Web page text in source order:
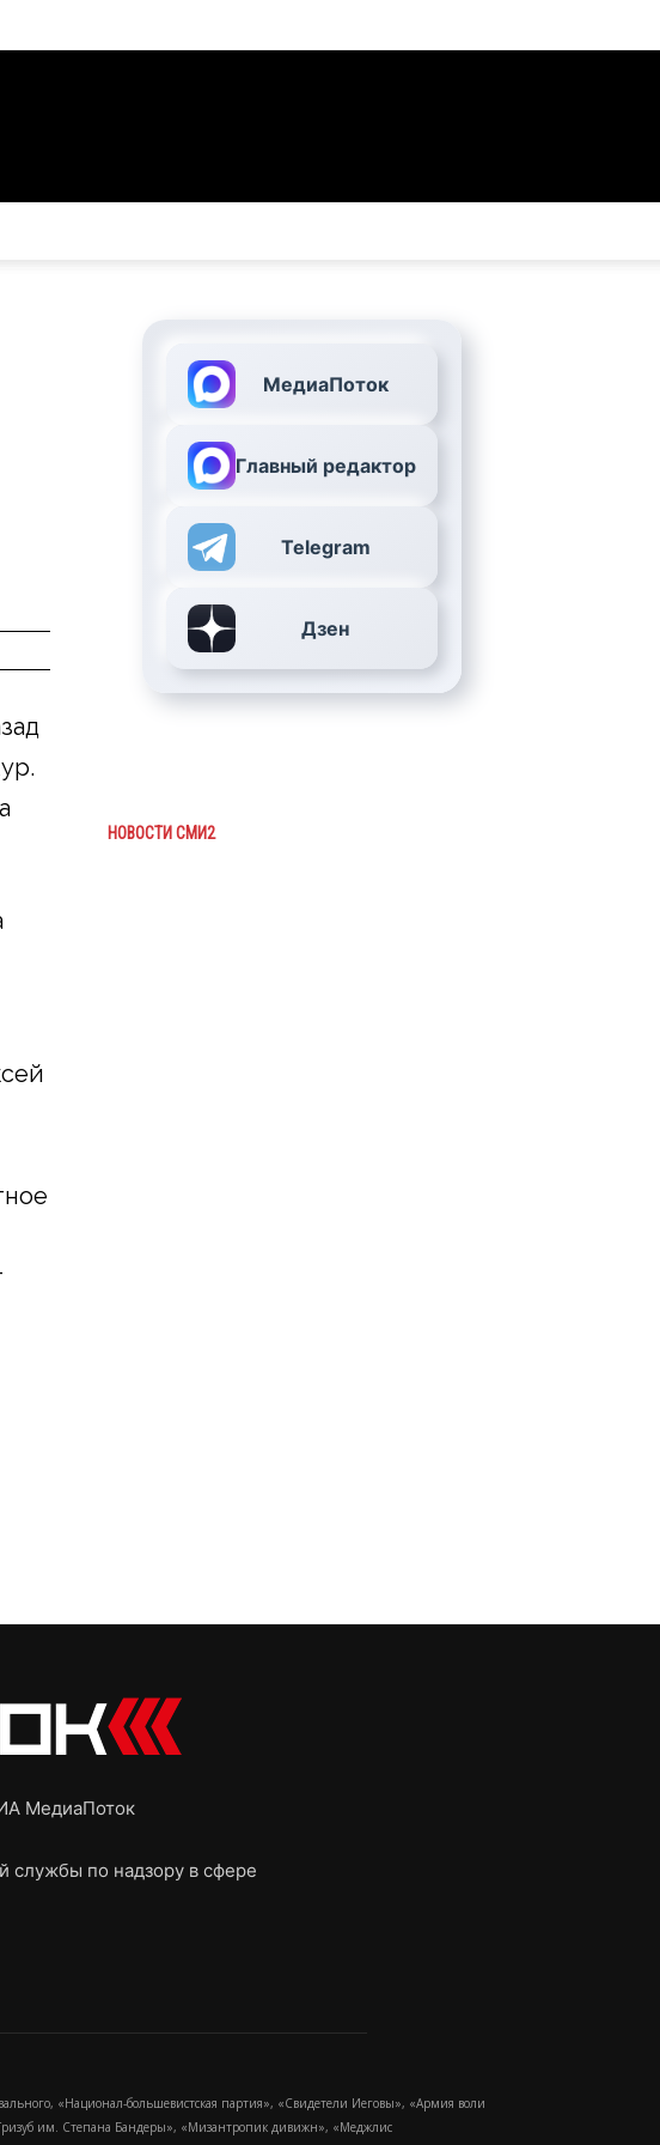
МедиаПоток
Главный редактор
Telegram
Дзен
НОВОСТИ СМИ2
МедиаПоток
по надзору в сфере
«Национал-большевистская партия», «Свидетели Иеговы», «Армия воли
им. Степана Бандеры», «Мизантропик дивижн», «Меджлис